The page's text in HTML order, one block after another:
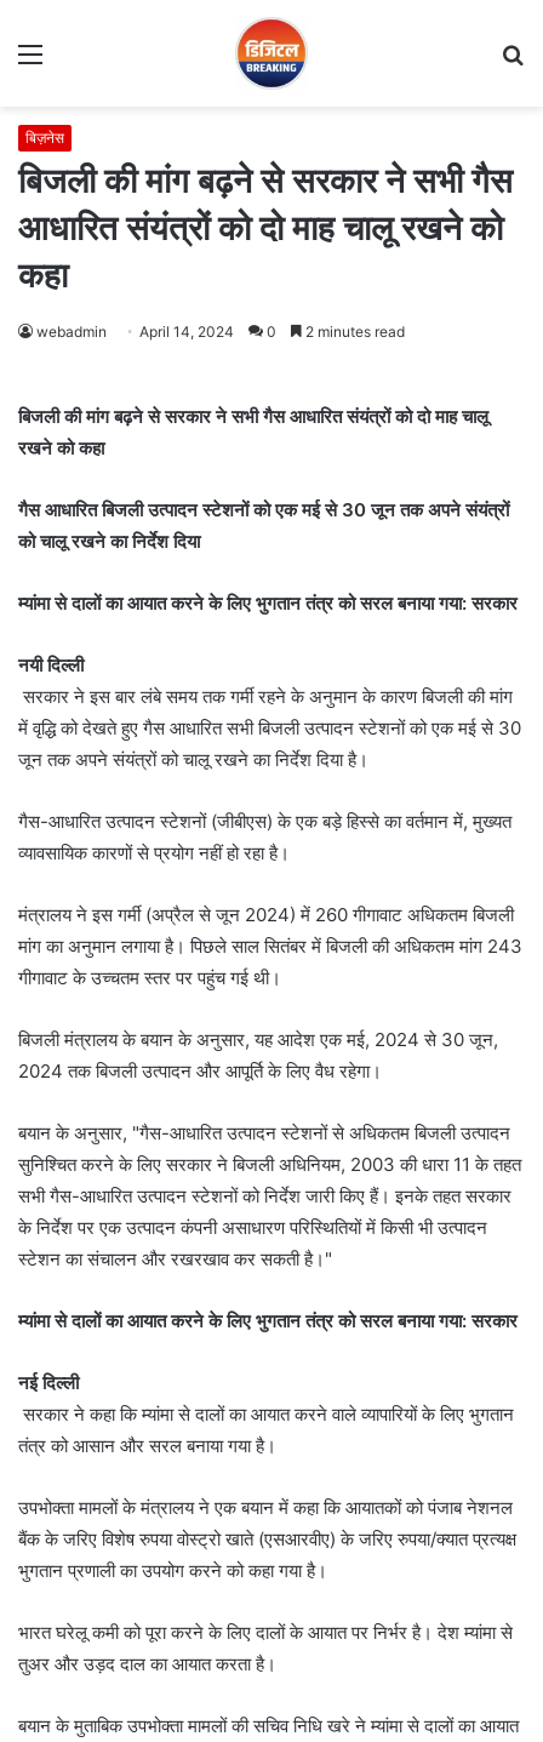
Menu
बिज़नेस
बिजली की मांग बढ़ने से सरकार ने सभी गैस
आधारित संयंत्रों को दो माह चालू रखने को
कहा
webadmin April 14, 2024 0 2 minutes read
बिजली की मांग बढ़ने से सरकार ने सभी गैस आधारित संयंत्रों को दो माह चालू
रखने को कहा
गैस आधारित बिजली उत्पादन स्टेशनों को एक मई से 30 जून तक अपने संयंत्रों
को चालू रखने का निर्देश दिया
म्यांमा से दालों का आयात करने के लिए भुगतान तंत्र को सरल बनाया गया: सरकार
नयी दिल्ली
सरकार ने इस बार लंबे समय तक गर्मी रहने के अनुमान के कारण बिजली की मांग
में वृद्धि को देखते हुए गैस आधारित सभी बिजली उत्पादन स्टेशनों को एक मई से 30
जून तक अपने संयंत्रों को चालू रखने का निर्देश दिया है।
गैस-आधारित उत्पादन स्टेशनों (जीबीएस) के एक बड़े हिस्से का वर्तमान में, मुख्यत
व्यावसायिक कारणों से प्रयोग नहीं हो रहा है।
मंत्रालय ने इस गर्मी (अप्रैल से जून 2024) में 260 गीगावाट अधिकतम बिजली
मांग का अनुमान लगाया है। पिछले साल सितंबर में बिजली की अधिकतम मांग 243
गीगावाट के उच्चतम स्तर पर पहुंच गई थी।
बिजली मंत्रालय के बयान के अनुसार, यह आदेश एक मई, 2024 से 30 जून,
2024 तक बिजली उत्पादन और आपूर्ति के लिए वैध रहेगा।
बयान के अनुसार, "गैस-आधारित उत्पादन स्टेशनों से अधिकतम बिजली उत्पादन
सुनिश्चित करने के लिए सरकार ने बिजली अधिनियम, 2003 की धारा 11 के तहत
सभी गैस-आधारित उत्पादन स्टेशनों को निर्देश जारी किए हैं। इनके तहत सरकार
के निर्देश पर एक उत्पादन कंपनी असाधारण परिस्थितियों में किसी भी उत्पादन
स्टेशन का संचालन और रखरखाव कर सकती है।"
म्यांमा से दालों का आयात करने के लिए भुगतान तंत्र को सरल बनाया गया: सरकार
नई दिल्ली
सरकार ने कहा कि म्यांमा से दालों का आयात करने वाले व्यापारियों के लिए भुगतान
तंत्र को आसान और सरल बनाया गया है।
उपभोक्ता मामलों के मंत्रालय ने एक बयान में कहा कि आयातकों को पंजाब नेशनल
बैंक के जरिए विशेष रुपया वोस्ट्रो खाते (एसआरवीए) के जरिए रुपया/क्यात प्रत्यक्ष
भुगतान प्रणाली का उपयोग करने को कहा गया है।
भारत घरेलू कमी को पूरा करने के लिए दालों के आयात पर निर्भर है। देश म्यांमा से
तुअर और उड़द दाल का आयात करता है।
बयान के मुताबिक उपभोक्ता मामलों की सचिव निधि खरे ने म्यांमा से दालों का आयात